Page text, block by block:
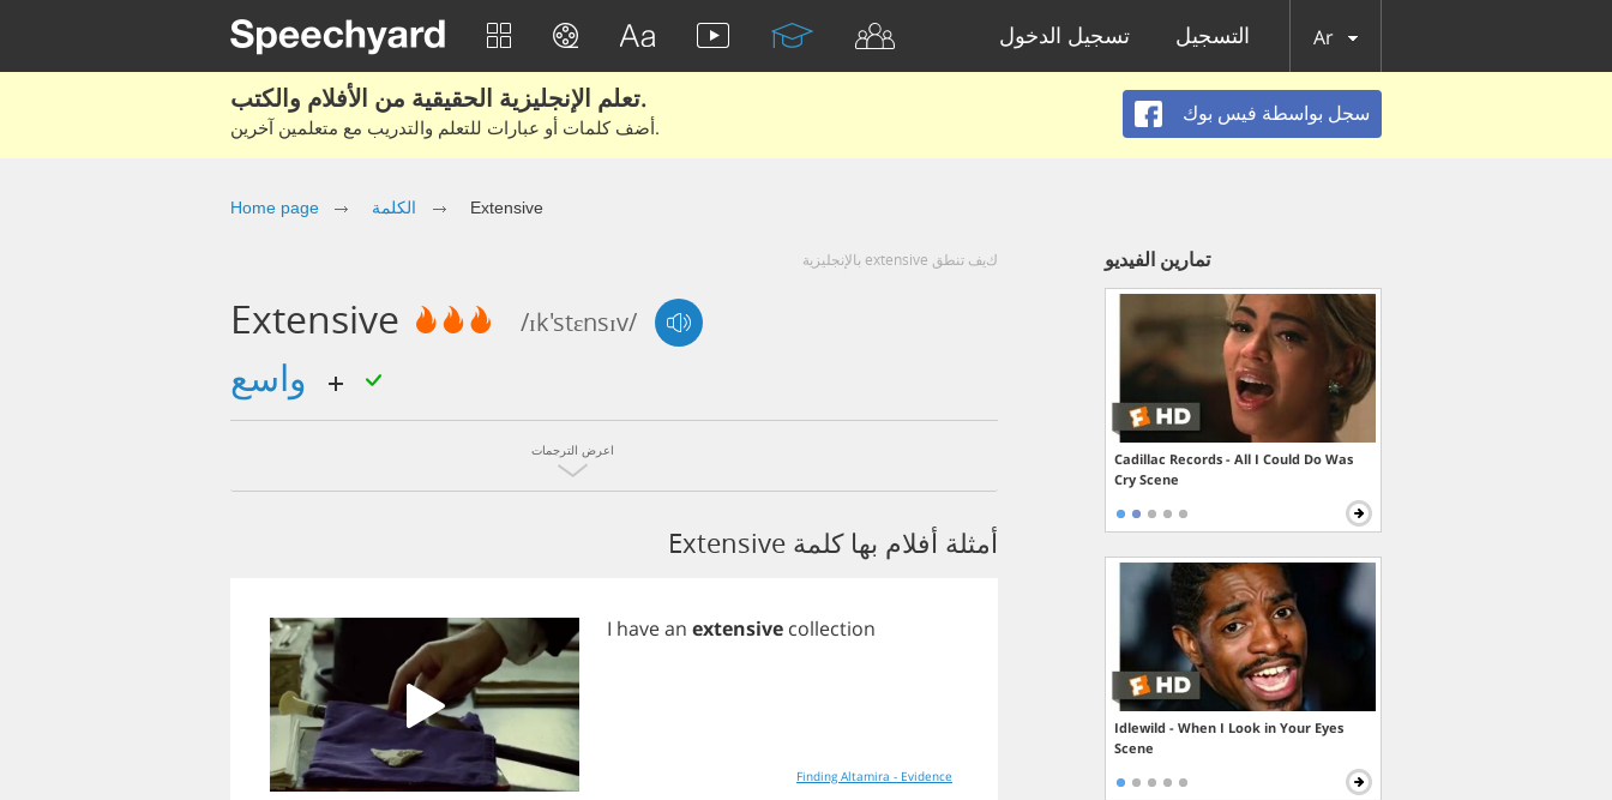
تسجيل الدخول التسجيل Ar
تعلم الإنجليزية الحقيقية من الأفلام والكتب.
أضف كلمات أو عبارات للتعلم والتدريب مع متعلمين آخرين.
سجل بواسطة فيس بوك
Home page الكلمة Extensive
كيف تنطق extensive بالإنجليزية
Extensive /ɪk'stɛnsɪv/
اعرض الترجمات
أمثلة أفلام بها كلمة Extensive
I havean extensive collection
Finding Altamira - Evidence
تمارين الفيديو
Cadillac Records - All I Could Do Was
Cry Scene
Idlewild - When I Look in Your Eyes
Scene